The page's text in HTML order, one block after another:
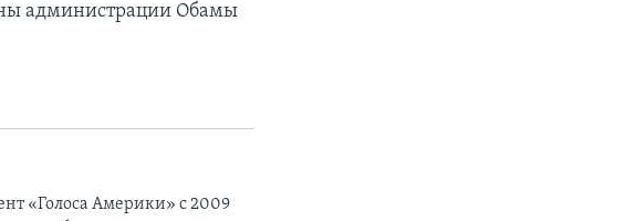
администрации Обамы
«Голоса Америки» с 2009